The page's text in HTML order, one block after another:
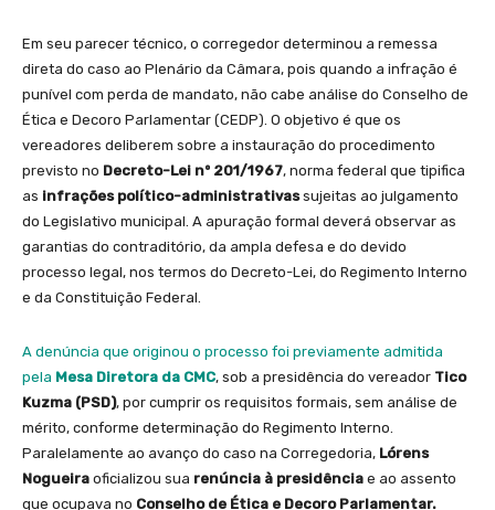
Em seu parecer técnico, o corregedor determinou a remessa
direta do caso ao Plenário da Câmara, pois quando a infração é
punível com perda de mandato, não cabe análise do Conselho de
Ética e Decoro Parlamentar (CEDP). O objetivo é que os
vereadores deliberem sobre a instauração do procedimento
previsto no Decreto-Lei nº 201/1967, norma federal que tipifica
as infrações político-administrativassujeitas ao julgamento
do Legislativo municipal. A apuração formal deverá observar as
garantias do contraditório, da ampla defesa e do devido
processo legal, nos termos do Decreto-Lei, do Regimento Interno
e da Constituição Federal.
A denúncia que originou o processo foi previamente admitida
pela Mesa Diretora da CMC, sob a presidência do vereador Tico
Kuzma (PSD), por cumprir os requisitos formais, sem análise de
mérito, conforme determinação do Regimento Interno.
Paralelamente ao avanço do caso na Corregedoria, Lórens
Nogueira oficializou sua renúncia à presidência e ao assento
que ocupava no Conselho de Ética e Decoro Parlamentar.